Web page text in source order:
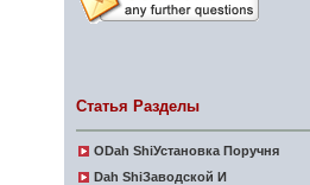
Статья Разделы
ОDah ShiУстановка Поручня
Dah ShiЗаводской И